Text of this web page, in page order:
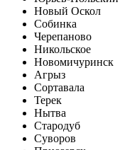
Новый Оскол
Собинка
Черепаново
Никольское
Новомичуринск
Агрыз
Сортавала
Терек
Нытва
Стародуб
Суворов